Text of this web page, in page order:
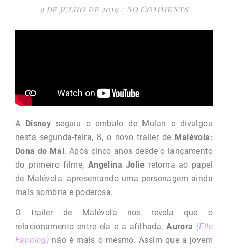
9 de julho de 2019 / No Comments
A Disney seguiu o embalo de Mulan e divulgou
nesta segunda-feira, 8, o novo trailer de Malévola:
Dona do Mal. Após cinco anos desde o lançamento
do primeiro filme, Angelina Jolie retorna ao papel
de Malévola, apresentando uma personagem ainda
mais sombria e poderosa.
O trailer de Malévola nos revela que o
relacionamento entre ela e a afilhada,Aurora (Elle
Fanning) não é mais o mesmo. Assim que a jovem